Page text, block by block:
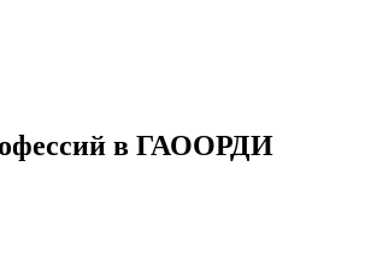
в ГАООРДИ